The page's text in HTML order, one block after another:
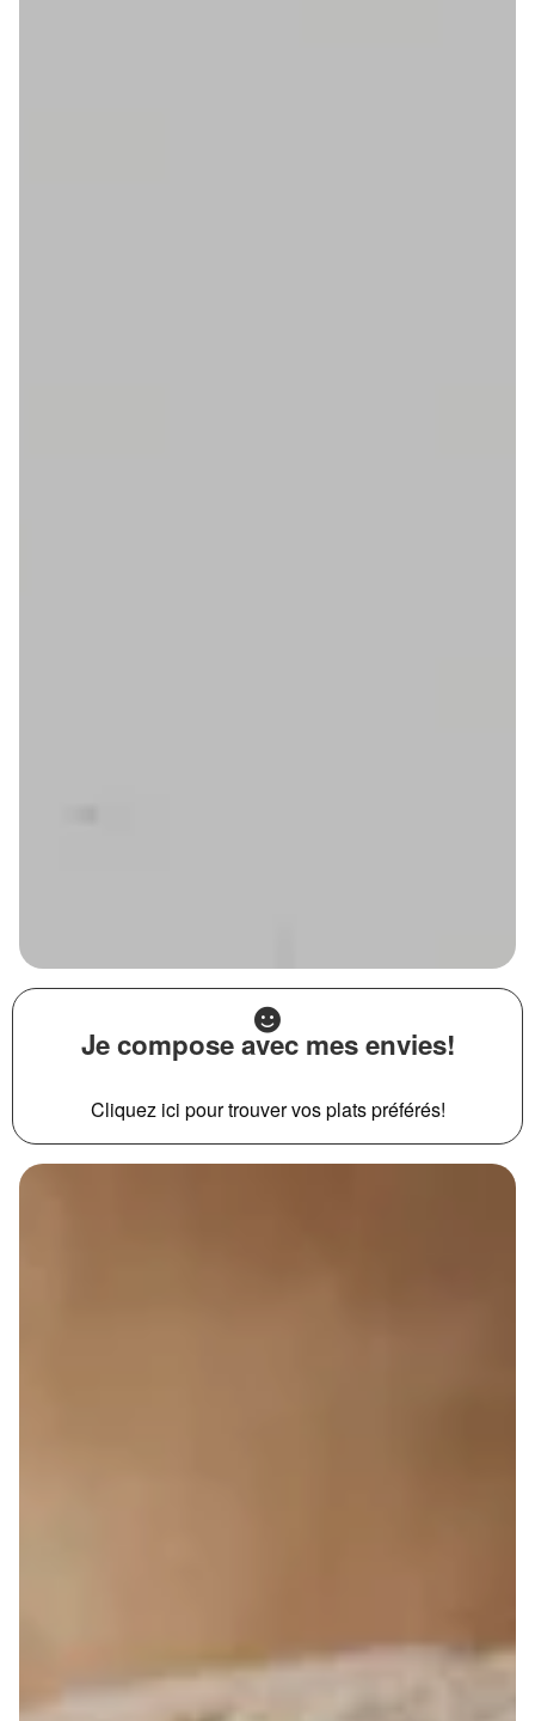
Je compose avec mes envies!
Cliquez ici pour trouver vos plats préférés!